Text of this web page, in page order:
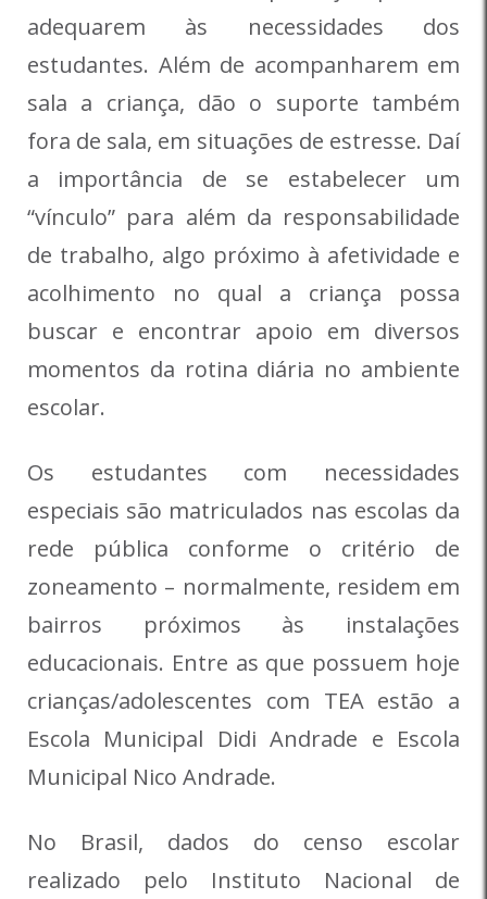
adequarem às necessidades dos
estudantes. Além de acompanharem em
sala a criança, dão o suporte também
fora de sala, em situações de estresse. Daí
a importância de se estabelecer um
“vínculo” para além da responsabilidade
de trabalho, algo próximo à afetividade e
acolhimento no qual a criança possa
buscar e encontrar apoio em diversos
momentos da rotina diária no ambiente
escolar.
Os estudantes com necessidades
especiais são matriculados nas escolas da
rede pública conforme o critério de
zoneamento – normalmente, residem em
bairros próximos às instalações
educacionais. Entre as que possuem hoje
crianças/adolescentes com TEA estão a
Escola Municipal Didi Andrade e Escola
Municipal Nico Andrade.
No Brasil, dados do censo escolar
realizado pelo Instituto Nacional de